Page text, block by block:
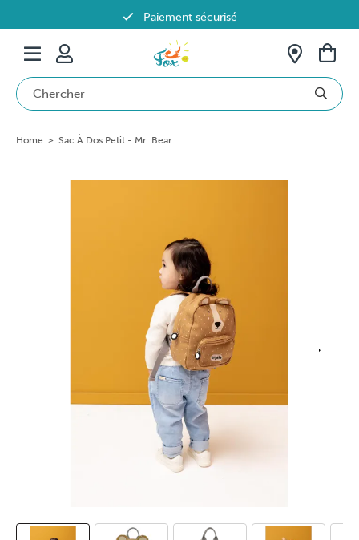
Paiement sécurisé
Livraison offerte dès 69€ en Belgique
Home > Sac À Dos Petit - Mr. Bear